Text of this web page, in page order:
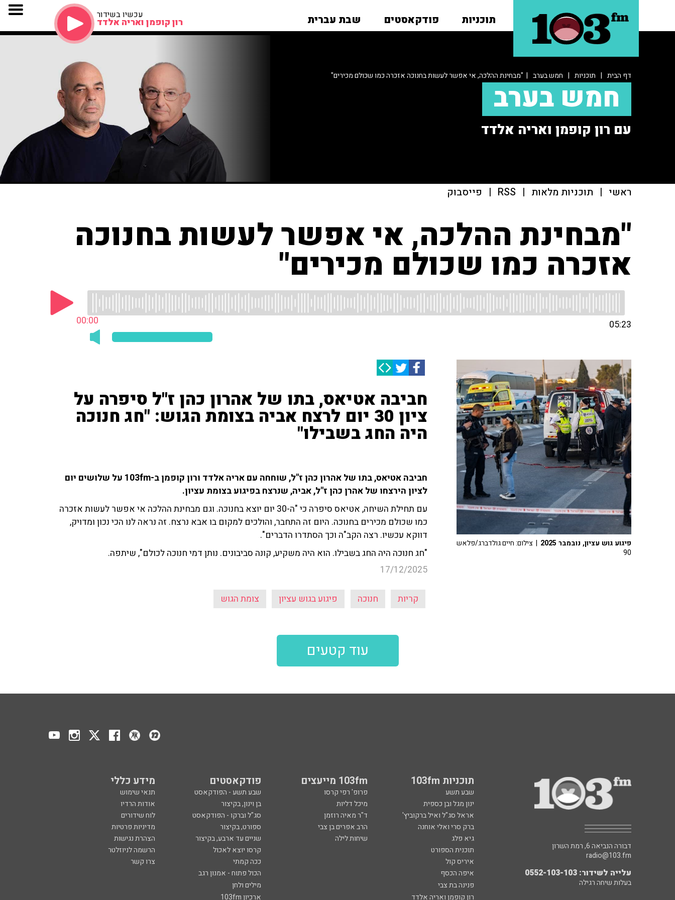
תוכניות פודקאסטים שבת עברית עכשיו בשידור
רון קופמן ואריה אלדד
דף הבית | תוכניות | חמש בערב | "מבחינת ההלכה, אי אפשר לעשות בחנוכה אזכרה כמו שכולם מכירים"
חמש בערב
עם רון קופמן ואריה אלדד
ראשי | תוכניות מלאות |
RSS
| פייסבוק
"מבחינת ההלכה, אי אפשר לעשות בחנוכה
אזכרה כמו שכולם מכירים"
00:00 05:23
חביבה אטיאס, בתו של אהרון כהן ז"ל סיפרה על
ציון 30 יום לרצח אביה בצומת הגוש: "חג חנוכה
היה החג בשבילו"
חביבה אטיאס, בתו של אהרון כהן ז"ל, שוחחה עם אריה אלדד ורון קופמן ב-103fm על שלושים יום
לציון הירצחו של אהרן כהן ז"ל, אביה, שנרצח בפיגוע בצומת עציון.
עם תחילת השיחה, אטיאס סיפרה כי "ה-30 יום יוצא בחנוכה. וגם מבחינת ההלכה אי אפשר לעשות אזכרה
כמו שכולם מכירים בחנוכה. היום זה התחבר, והולכים למקום בו אבא נרצח. זה נראה לנו הכי נכון ומדויק,
דווקא עכשיו. רצה הקב"ה וכך הסתדרו הדברים".
"חג חנוכה היה החג בשבילו. הוא היה משקיע, קונה סביבונים. נותן דמי חנוכה לכולם", שיתפה.
17/12/2025
קריות חנוכה פיגוע בגוש עציון צומת הגוש
פיגוע גוש עציון, נובמבר 2025
| צילום: חיים גולדברג/פלאש
90
עוד קטעים
תוכניות 103fm 103fm מייעצים פודקאסטים מידע כללי
שבע תשע פרופ' רפי קרסו שבע תשע - הפודקאסט
תנאי שימוש
ינון מגל ובן כספית
מיכל דליות בן וינון, בקיצור
אודות הרדיו
אראל סג"ל ואיל ברקוביץ'
ד"ר מאיה רוזמן סג"ל וברקו - הפודקאסט
לוח שידורים
ברק סרי ואלי אוחנה
הרב אפרים בן צבי ספורט, בקיצור
מדיניות פרטיות
גיא פלג
שיחות לילה שניים עד ארבע, בקיצור
הצהרת נגישות
תוכנית הספורט
קרסו יוצא לאכול
הרשמה לניוזלטר
איריס קול
ככה קמתי
צרו קשר
איפה הכסף
הכול פתוח - אמנון רגב
פנינה בת צבי
מילים ולחן
רון קופמן ואריה אלדד
ארכיון 103fm
דבורה הנביאה 6, רמת השרון
radio@103.fm
עלייה לשידור: 0552-103-103
בעלות שיחה רגילה